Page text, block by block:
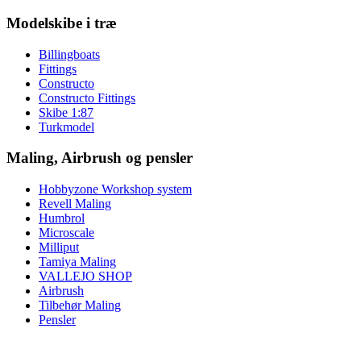
Modelskibe i træ
Billingboats
Fittings
Constructo
Constructo Fittings
Skibe 1:87
Turkmodel
Maling, Airbrush og pensler
Hobbyzone Workshop system
Revell Maling
Humbrol
Microscale
Milliput
Tamiya Maling
VALLEJO SHOP
Airbrush
Tilbehør Maling
Pensler